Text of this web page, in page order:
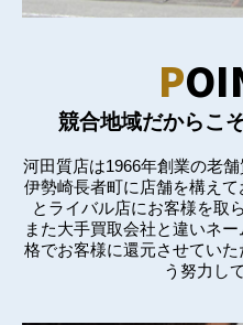
P
競合地域だからこ
河田質店は1966年創業の老
伊勢崎長者町に店舗を構え
とライバル店にお客様を取
また大手買取会社と違いネ
格でお客様に還元させてい
う努力し